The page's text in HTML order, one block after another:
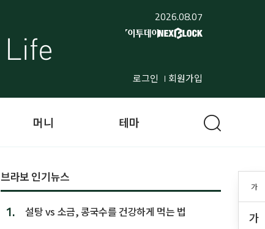
2026.08.07
로그인 회원가입
가
가
머니 테마
브라보 인기뉴스
1. 설탕 vs 소금, 콩국수를 건강하게 먹는 법